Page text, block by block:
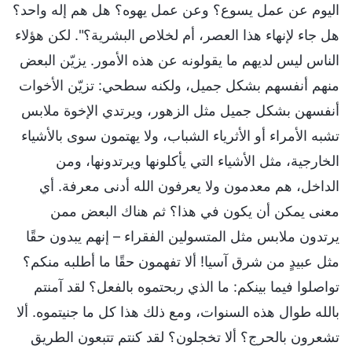
اليوم عن عمل يسوع؟ وعن عمل يهوه؟ هل هم إله واحد؟
هل جاء لإنهاء هذا العصر، أم لخلاص البشرية؟". لكن هؤلاء
الناس ليس لديهم ما يقولونه عن هذه الأمور. يزيّن البعض
منهم أنفسهم بشكل جميل، ولكنه سطحي: تزيّن الأخوات
أنفسهن بشكل جميل مثل الزهور، ويرتدي الإخوة ملابس
تشبه الأمراء أو الأثرياء الشباب، ولا يهتمون سوى بالأشياء
الخارجية، مثل الأشياء التي يأكلونها ويرتدونها، ومن
الداخل، هم معدمون ولا يعرفون الله أدنى معرفة. أي
معنى يمكن أن يكون في هذا؟ ثم هناك البعض ممن
يرتدون ملابس مثل المتسولين الفقراء – إنهم يبدون حقًا
مثل عبيدٍ من شرق آسيا! ألا تفهمون حقًا ما أطلبه منكم؟
تواصلوا فيما بينكم: ما الذي ربحتموه بالفعل؟ لقد آمنتم
بالله طوال هذه السنوات، ومع ذلك هذا كل ما جنيتموه. ألا
تشعرون بالحرج؟ ألا تخجلون؟ لقد كنتم تتبعون الطريق